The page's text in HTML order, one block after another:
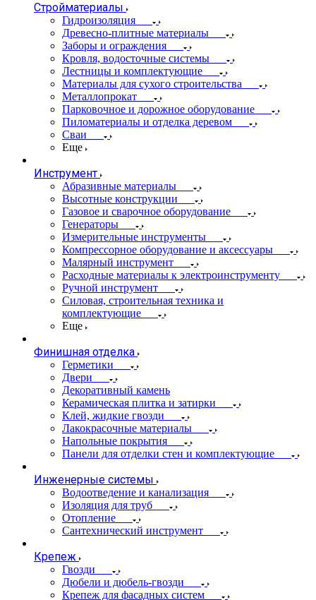
Стройматериалы
Гидроизоляция
Древесно-плитные материалы
Заборы и ограждения
Кровля, водосточные системы
Лестницы и комплектующие
Материалы для сухого строительства
Металлопрокат
Парковочное и дорожное оборудование
Пиломатериалы и отделка деревом
Сваи
Еще
Инструмент
Абразивные материалы
Высотные конструкции
Газовое и сварочное оборудование
Генераторы
Измерительные инструменты
Компрессорное оборудование и аксессуары
Малярный инструмент
Расходные материалы к электроинструменту
Ручной инструмент
Силовая, строительная техника и
комплектующие
Еще
Финишная отделка
Герметики
Двери
Декоративный камень
Керамическая плитка и затирки
Клей, жидкие гвозди
Лакокрасочные материалы
Напольные покрытия
Панели для отделки стен и комплектующие
Инженерные системы
Водоотведение и канализация
Изоляция для труб
Отопление
Сантехнический инструмент
Крепеж
Гвозди
Дюбели и дюбель-гвозди
Крепеж для фасадных систем